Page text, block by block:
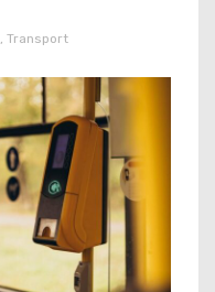
Transport